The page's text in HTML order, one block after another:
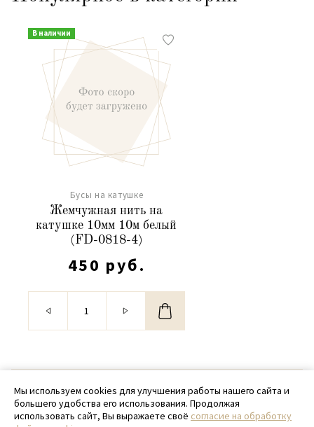
В наличии
Бусы на катушке
Жемчужная нить на
катушке 10мм 10м белый
(FD-0818-4)
450 руб.
© 2020 - 2026 SamPack
+ 7 (918) 699-97-87
Мы используем cookies для улучшения работы нашего сайта и
большего удобства его использования. Продолжая
использовать сайт, Вы выражаете своё согласие на обработку